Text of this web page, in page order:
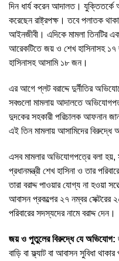
দিন ধার্য করেন আদালত। যুক্তিতর্কে
করেছেন রাষ্ট্রপক্ষ। তবে পলাতক
আইনজীবী। এদিকে মামলা তিনটির
আরেকটিতে জয় ও শেখ হাসিনাসহ
হাসিনাসহ আসামি ১৮ জন।
এর আগে প্লট বরাদ্দে দুর্নীতির
সবগুলো মামলায় আদালতে
দুদকের সহকারী পরিচালক আফনান
এই তিন মামলায় আসামিদের
এসব মামলার অভিযোগপত্রে বলা হয়,
প্রধানমন্ত্রী শেখ হাসিনা ও তার
তারা বরাদ্দ পাওয়ার যোগ্য না হওয়া
আবাসন প্রকল্পের ২৭ নম্বর সেক্টরের
পরিবারের সদস্যদের নামে বরাদ্দ দেন।
জয় ও পুতুলের বিরুদ্ধে যে অভিযোগ:
বাড়ি বা ফ্ল্যাট বা আবাসন সুবিধা